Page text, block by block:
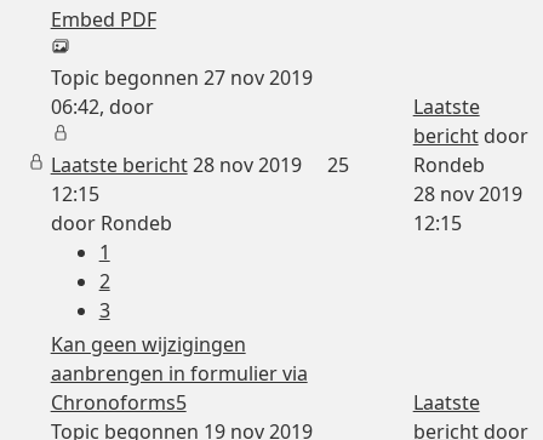
Embed PDF
Topic begonnen 27 nov 2019
06:42, door
Laatste bericht28 nov 2019
12:15
door Rondeb
1
2
3
25
Laatste
berichtdoor
Rondeb
28 nov 2019
12:15
Kan geen wijzigingen
aanbrengen in formulier via
Chronoforms5
Topic begonnen 19 nov 2019
Laatste
berichtdoor